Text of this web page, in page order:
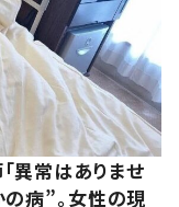
異常はありませ
病”。女性の現